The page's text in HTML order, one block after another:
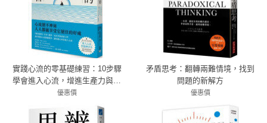
實踐心流的零基礎練習：10步驟
學會進入心流，增進生產力與表
現，達成工作與生活目標、收穫
快樂【隨書附贈「進入心流」實
踐練習本】
優惠價
矛盾思考：翻轉兩難情境，找到
問題的新解方
優惠價
79折 379元